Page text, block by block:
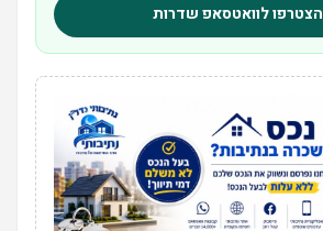
הצטרפו לוואטסאפ שדרות